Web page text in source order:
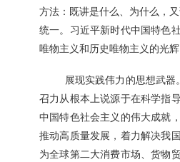
方法：既讲是什么、为什么，
统一。习近平新时代中国特色
唯物主义和历史唯物主义的光
展现实践伟力的思想武
召力从根本上说源于在科学指
中国特色社会主义的伟大成就
推动高质量发展，着力解决我
为全球第二大消费市场、货物